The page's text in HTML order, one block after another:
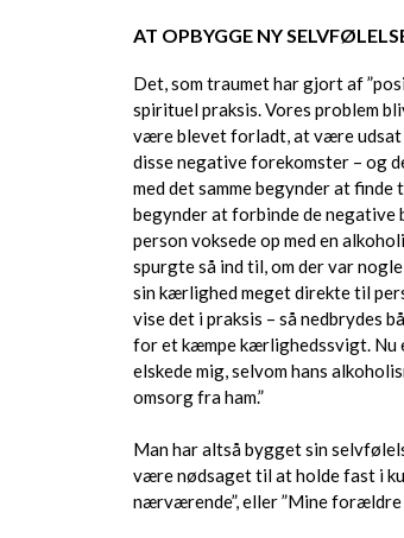
AT OPBYGGE NY
Det, som traumet har gjort af
spirituel praksis. Vores problem
være blevet forladt, at være udsat
disse negative forekomster – og
med det samme begynder at
begynder at forbinde de negative
person voksede op med en
spurgte så ind til, om der var
sin kærlighed meget direkte til
vise det i praksis – så nedbrydes
for et kæmpe kærlighedssvigt. Nu
elskede mig, selvom hans
omsorg fra ham.”
Man har altså bygget sin
være nødsaget til at holde fast i
nærværende”, eller ”Mine